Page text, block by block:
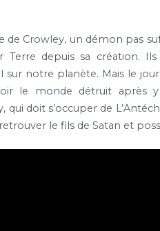
de Crowley, un démon
Terre depuis sa création.
sur notre planète. Mais le
le monde détruit après
qui doit s’occuper de
le fils de Satan et